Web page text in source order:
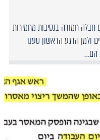
חבלה חמורה בנסיבות מחמירות
האישום הוגש לפני כ 11 חודשים ולמן הרגע הראשון טענו
הם…